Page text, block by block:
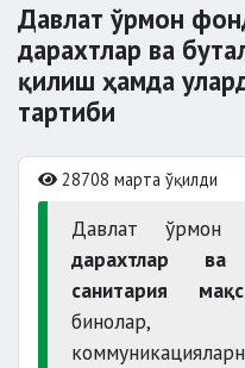
Давлат ўрмон
дарахтлар ва
қилиш ҳамда
тартиби
28708 марта ўқилди
Давлат ўрмон
дарахтлар ва
санитария
бинолар,